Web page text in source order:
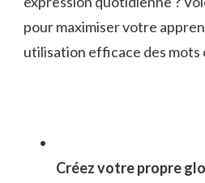
pour maximiser votre
utilisation efficace des⁢ mots
Créez votre⁢ propre